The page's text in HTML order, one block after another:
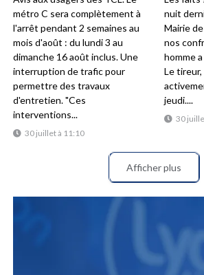
30 juillet à 11:10
métro C sera complètement à
l'arrêt pendant 2 semaines au
mois d'août : du lundi 3 au
dimanche 16 août inclus. Une
interruption de trafic pour
permettre des travaux
d'entretien. "Ces
interventions...
30
nuit
Mairie
nos
homme
Le
jeudi....
Afficher plus